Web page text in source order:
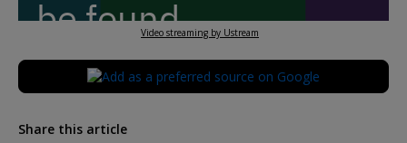
Video streaming by Ustream
Share this article